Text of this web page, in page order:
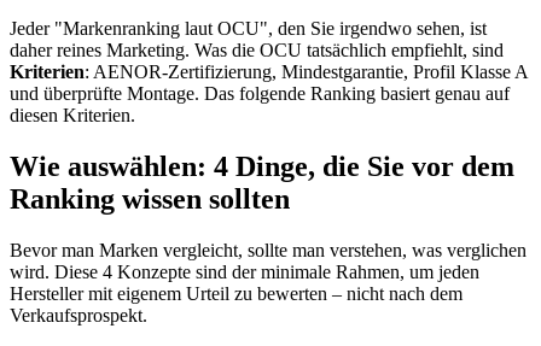
Jeder "Markenranking laut OCU", den Sie irgendwo sehen, ist
daher reines Marketing. Was die OCU tatsächlich empfiehlt, sind
Kriterien: AENOR-Zertifizierung, Mindestgarantie, Profil Klasse A
und überprüfte Montage. Das folgende Ranking basiert genau auf
diesen Kriterien.
Wie auswählen: 4 Dinge, die Sie vor dem
Ranking wissen sollten
Bevor man Marken vergleicht, sollte man verstehen, was verglichen
wird. Diese 4 Konzepte sind der minimale Rahmen, um jeden
Hersteller mit eigenem Urteil zu bewerten – nicht nach dem
Verkaufsprospekt.